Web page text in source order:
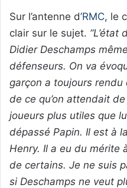
Sur l’antenne d’RMC, le
clair sur le sujet.
Didier Deschamps
défenseurs. On va
garçon a toujours
de ce qu’on attendait
joueurs plus utiles que
dépassé Papin. Il est à
Henry. Il a eu du mérite
de certains. Je ne suis
si Deschamps ne veut